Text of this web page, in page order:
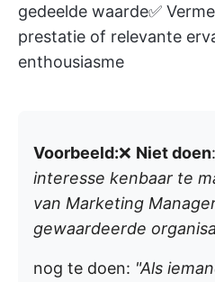
gedeelde waarde✅
prestatie of relevante
enthousiasme
Voorbeeld:❌ Niet doen:
interesse kenbaar te
van Marketing
gewaardeerde
nog te doen: "Als